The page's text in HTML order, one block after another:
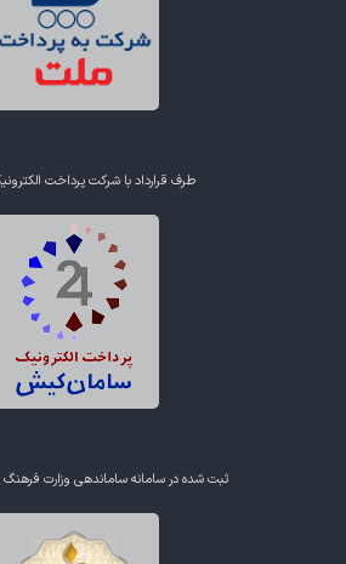
طرف قرارداد با شرکت پرداخت
ثبت شده در سامانه ساماندهی وزارت فرهنگ